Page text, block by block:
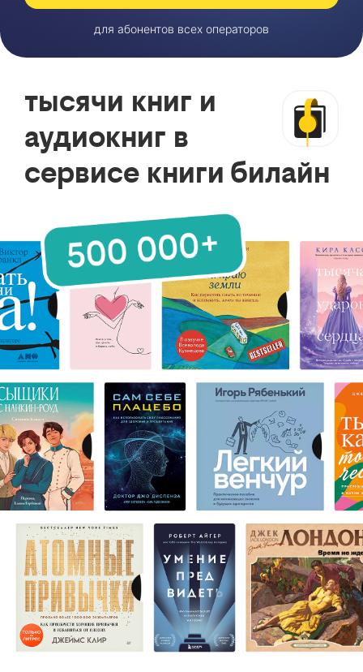
для абонентов всех операторов
тысячи книг и
аудиокниг в
сервисе книги билайн